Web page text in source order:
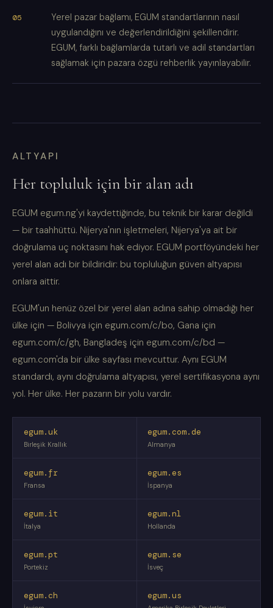
Yerel pazar bağlamı, EGUM standartlarının nasıl
uygulandığını ve değerlendirildiğini şekillendirir.
EGUM, farklı bağlamlarda tutarlı ve adil standartları
sağlamak için pazara özgü rehberlik yayınlayabilir.
ALTYAPI
Her topluluk için bir alan adı
EGUM egum.ng'yi kaydettiğinde, bu teknik bir karar değildi
— bir taahhüttü. Nijerya'nın işletmeleri, Nijerya'ya ait bir
doğrulama uç noktasını hak ediyor. EGUM portföyündeki her
yerel alan adı bir bildiridir: bu topluluğun güven altyapısı
onlara aittir.
EGUM'un henüz özel bir yerel alan adına sahip olmadığı her
ülke için — Bolivya için egum.com/c/bo, Gana için
egum.com/c/gh, Bangladeş için egum.com/c/bd —
egum.com'da bir ülke sayfası mevcuttur. Aynı EGUM
standardı, aynı doğrulama altyapısı, yerel sertifikasyona aynı
yol. Her ülke. Her pazarın bir yolu vardır.
egum.uk
Birleşik Krallık
egum.com.de
Almanya
egum.fr
Fransa
egum.es
İspanya
egum.it
İtalya
egum.nl
Hollanda
egum.pt
Portekiz
egum.se
İsveç
egum.ch egum.us